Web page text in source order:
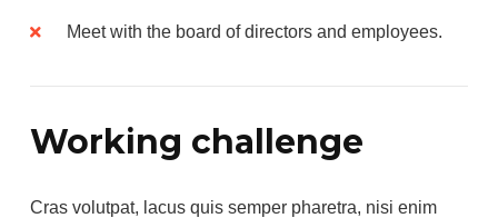
Meet with the board of directors and employees.
Working challenge
Cras volutpat, lacus quis semper pharetra, nisi enim